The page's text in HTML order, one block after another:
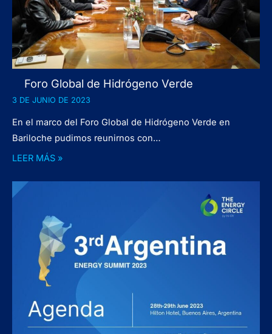
Foro Global de Hidrógeno Verde
3 DE JUNIO DE 2023
En el marco del Foro Global de Hidrógeno Verde en
Bariloche pudimos reunirnos con…
LEER MÁS »